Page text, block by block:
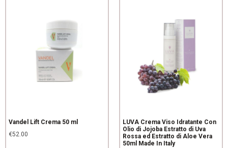
Vandel Lift Crema 50 ml
€52.00
LUVA Crema Viso Idratante Con
Olio di Jojoba Estratto di Uva
Rossa ed Estratto di Aloe Vera
50ml Made In Italy